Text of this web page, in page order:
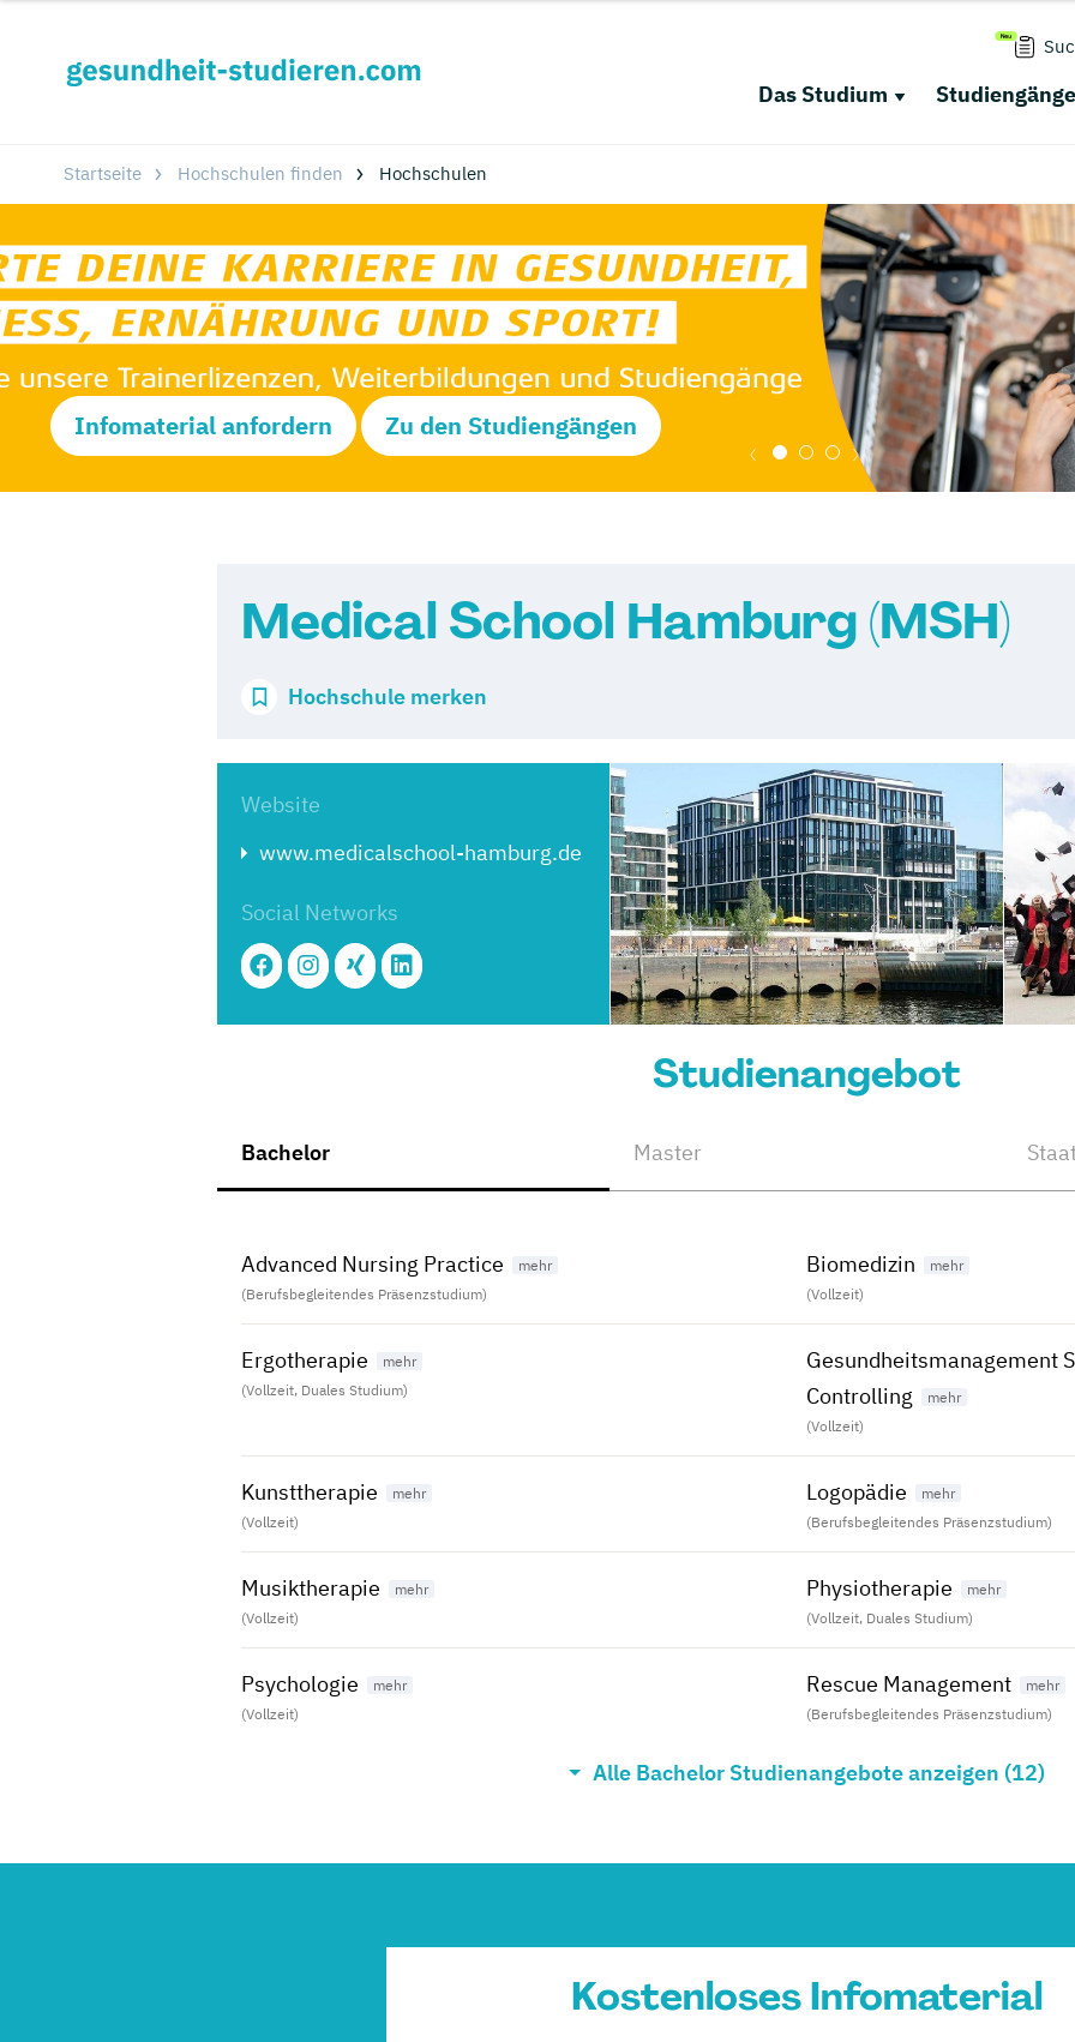
Das Studium Studiengänge
Startseite Hochschulen finden Hochschulen
Infomaterial anfordern Zu den Studiengängen
Medical School Hamburg (MSH)
Hochschule merken
Website
www.medicalschool-hamburg.de
Social Networks
Studienangebot
Bachelor Master
Advanced Nursing Practice
(Berufsbegleitendes Präsenzstudium)
Biomedizin
(Vollzeit)
Ergotherapie
(Vollzeit, Duales Studium)
Gesundheitsmanagement
Controlling
(Vollzeit)
Kunsttherapie
(Vollzeit)
Logopädie
(Berufsbegleitendes Präsenzstudium)
Musiktherapie
(Vollzeit)
Physiotherapie
(Vollzeit, Duales Studium)
Psychologie
(Vollzeit)
Rescue Management
(Berufsbegleitendes Präsenzstudium)
Expressive Arts in Social
Alle Bachelor Studienangebote anzeigen (12)
Kostenloses Infomaterial